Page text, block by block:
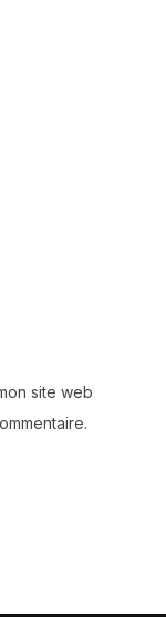
site web